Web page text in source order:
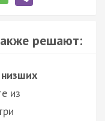
решают:
из